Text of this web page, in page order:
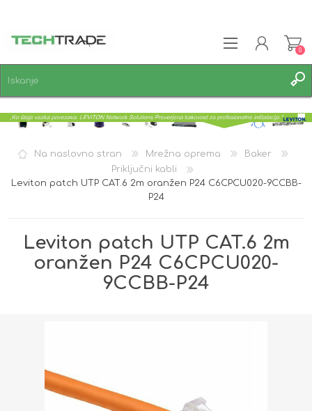
PRIJAVA
0
Na naslovno stran Mrežna oprema
Baker
Priključni kabli
Leviton patch UTP CAT.6 2m oranžen P24 C6CPCU020-9CCBB-
P24
Leviton patch UTP CAT.6 2m
oranžen P24 C6CPCU020-
9CCBB-P24